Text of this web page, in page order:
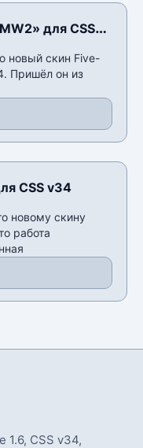
для CSS
новый скин Five-
Пришёл он из
CSS v34
новому скину
работа
1.6, CSS v34,